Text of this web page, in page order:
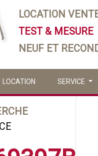
LOCATION
TEST & MESURE
NEUF ET
LOCATION SERVICE